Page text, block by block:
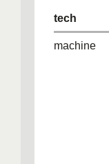
tech
machine